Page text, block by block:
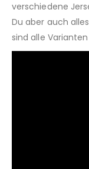
verschiedene
Du aber auch
sind alle